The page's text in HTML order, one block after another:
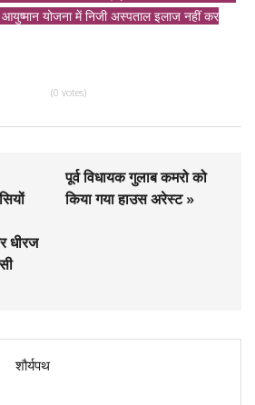
योजना में निजी अस्पताल इलाज नहीं कर
(0 votes)
धीरज
पूर्व विधायक गुलाब कमरो को
किया गया हाउस अरेस्ट »
शौर्यपथ